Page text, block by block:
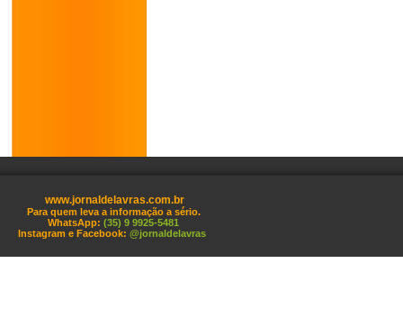
www.jornaldelavras.com.br
Para quem leva a informação a sério.
WhatsApp: (35) 9 9925-5481
Instagram e Facebook: @jornaldelavras